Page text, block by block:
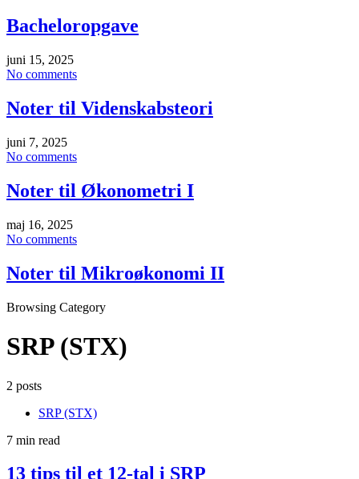
Bacheloropgave
juni 15, 2025
No comments
Noter til Videnskabsteori
juni 7, 2025
No comments
Noter til Økonometri I
maj 16, 2025
No comments
Noter til Mikroøkonomi II
Browsing Category
SRP (STX)
2 posts
SRP (STX)
7 min read
13 tips til et 12-tal i SRP